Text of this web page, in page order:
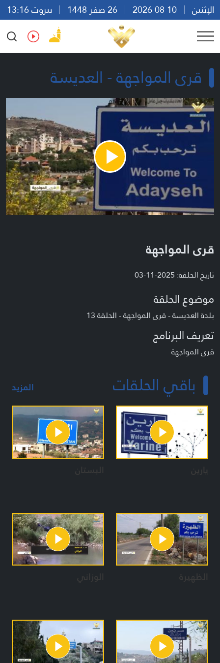
الإثنين
بيروت 13:16
Ar
En Fr Es
قرى المواجهة - العديسة
Play
Video
قرى المواجهة
تاريخ الحلقة: 2025-11-03
موضوع الحلقة
بلدة العديسة - قرى المواجهة - الحلقة 13
تعريف البرنامج
قرى المواجهة
باقي الحلقات المزيد
الظهيرة الوزاني